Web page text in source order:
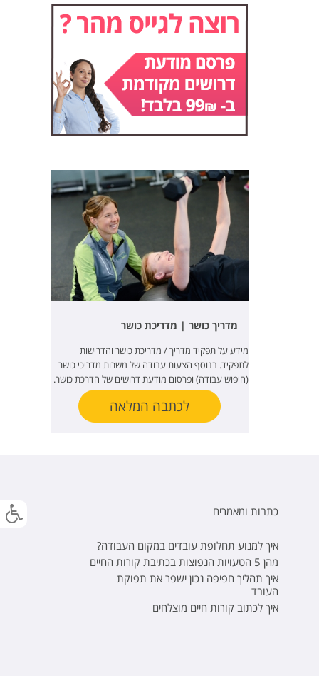
מדריך כושר | מדריכת כושר
מידע על תפקיד מדריך / מדריכת כושר והדרישות
לתפקיד. בנוסף הצעות עבודה של משרות מדריכי כושר
(חיפוש עבודה) ופרסום מודעת דרושים של הדרכת כושר.
לכתבה המלאה
כתבות ומאמרים
איך למנוע תחלופת עובדים במקום העבודה?
מהן 5 הטעויות הנפוצות בכתיבת קורות החיים
איך תהליך חפיפה נכון ישפר את תפוקת
העובד
איך לכתוב קורות חיים מוצלחים